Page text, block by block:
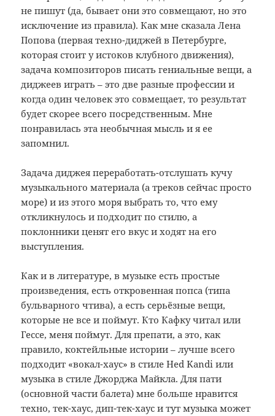
не пишут (да, бывает они это совмещают, но это
исключение из правила). Как мне сказала Лена
Попова (первая техно-диджей в Петербурге,
которая стоит у истоков клубного движения),
задача композиторов писать гениальные вещи, а
диджеев играть – это две разные профессии и
когда один человек это совмещает, то результат
будет скорее всего посредственным. Мне
понравилась эта необычная мысль и я ее
запомнил.
Задача диджея переработать-отслушать кучу
музыкального материала (а треков сейчас просто
море) и из этого моря выбрать то, что ему
откликнулось и подходит по стилю, а
поклонники ценят его вкус и ходят на его
выступления.
Как и в литературе, в музыке есть простые
произведения, есть откровенная попса (типа
бульварного чтива), а есть серьёзные вещи,
которые не все и поймут. Кто Кафку читал или
Гессе, меня поймут. Для препати, а это, как
правило, коктейльные истории – лучше всего
подходит «вокал-хаус» в стиле Hed Kandi или
музыка в стиле Джорджа Майкла. Для пати
(основной части балета) мне больше нравится
техно, тек-хаус, дип-тек-хаус и тут музыка может